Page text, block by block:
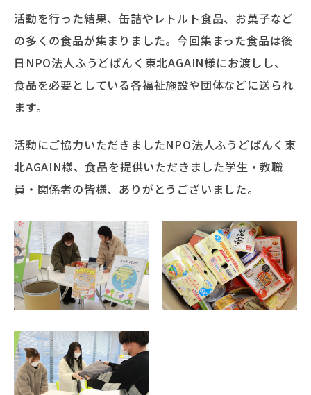
活動を行った結果、缶詰やレトルト食品、お菓子など
の多くの食品が集まりました。今回集まった食品は後
日NPO法人ふうどばんく東北AGAIN様にお渡しし、
食品を必要としている各福祉施設や団体などに送られ
ます。
活動にご協力いただきましたNPO法人ふうどばんく東
北AGAIN様、食品を提供いただきました学生・教職
員・関係者の皆様、ありがとうございました。